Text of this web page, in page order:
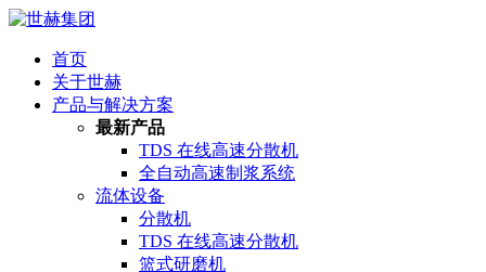
首页
关于世赫
产品与解决方案
最新产品
TDS 在线高速分散机
全自动高速制浆系统
流体设备
分散机
TDS 在线高速分散机
篮式研磨机